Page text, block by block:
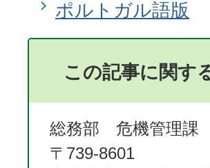
ポルトガル語版
この記事に関す
総務部 危機管理課
〒739-8601